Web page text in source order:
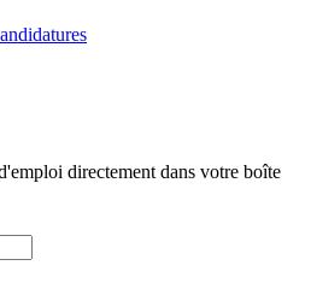
directement dans votre boîte